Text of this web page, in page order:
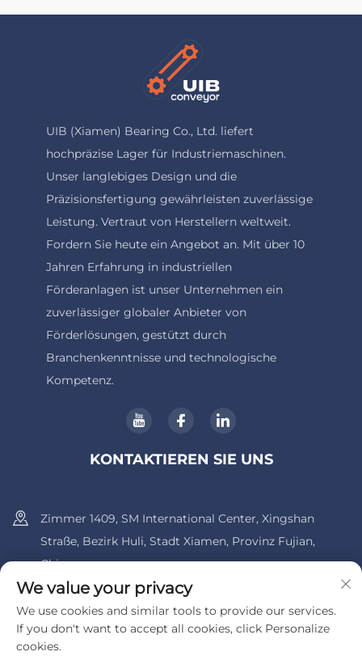
UIB (Xiamen) Bearing Co., Ltd. liefert
hochpräzise Lager für Industriemaschinen.
Unser langlebiges Design und die
Präzisionsfertigung gewährleisten zuverlässige
Leistung. Vertraut von Herstellern weltweit.
Fordern Sie heute ein Angebot an. Mit über 10
Jahren Erfahrung in industriellen
Förderanlagen ist unser Unternehmen ein
zuverlässiger globaler Anbieter von
Förderlösungen, gestützt durch
Branchenkenntnisse und technologische
Kompetenz.
KONTAKTIEREN SIE UNS
Zimmer 1409, SM International Center, Xingshan
Straße, Bezirk Huli, Stadt Xiamen, Provinz Fujian,
China.
+86-13600956803
[email protected]
We value your privacy
We use cookies and similar tools to provide our services.
If you don't want to accept all cookies, click Personalize
cookies.